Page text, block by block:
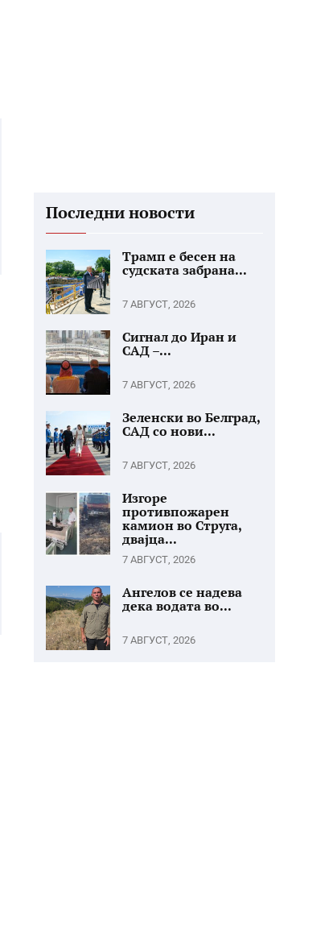
Последни новости
Трамп е бесен на
судската забрана...
7 АВГУСТ, 2026
Сигнал до Иран и
САД –...
7 АВГУСТ, 2026
Зеленски во Белград,
САД со нови...
7 АВГУСТ, 2026
Изгоре
противпожарен
камион во Струга,
двајца...
7 АВГУСТ, 2026
Ангелов се надева
дека водата во...
7 АВГУСТ, 2026